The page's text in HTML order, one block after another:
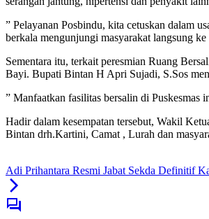
” Pelayanan Posbindu, kita cetuskan dalam
berkala mengunjungi masyarakat langsung
Sementara itu, terkait peresmian Ruang
Bayi. Bupati Bintan H Apri Sujadi, S.Sos
” Manfaatkan fasilitas bersalin di Puskesmas
Hadir dalam kesempatan tersebut, Wakil
Bintan drh.Kartini, Camat , Lurah dan
Adi Prihantara Resmi Jabat Sekda Definitif